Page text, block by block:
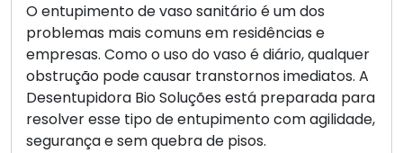
O entupimento de vaso sanitário é um dos
problemas mais comuns em residências e
empresas. Como o uso do vaso é diário, qualquer
obstrução pode causar transtornos imediatos. A
Desentupidora Bio Soluções está preparada para
resolver esse tipo de entupimento com agilidade,
segurança e sem quebra de pisos.